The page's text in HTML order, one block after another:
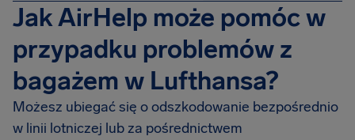
Jak AirHelp może pomóc w
przypadku problemów z
bagażem w Lufthansa?
Możesz ubiegać się o odszkodowanie bezpośrednio
w linii lotniczej lub za pośrednictwem